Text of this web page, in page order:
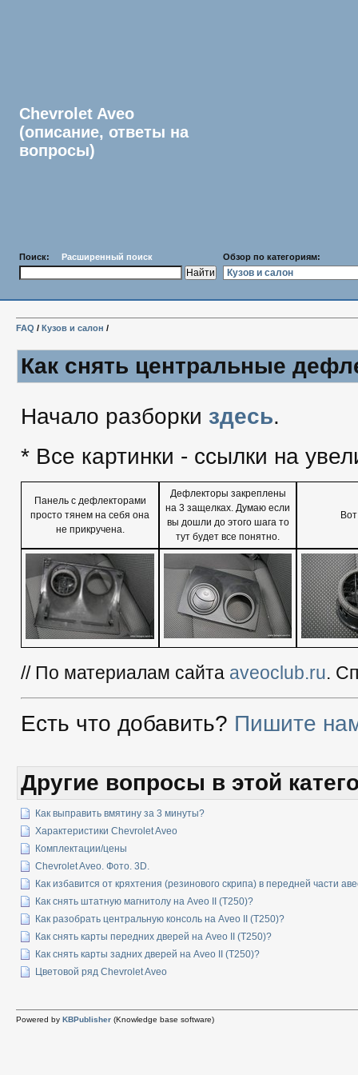
Chevrolet Aveo
(описание, ответы на
вопросы)
Поиск: Расширенный поиск Обзор по категориям:
FAQ / Кузов и салон /
Как снять центральные
Начало разборки здесь.
* Все картинки - ссылки на
Панель с дефлекторами
просто тянем на себя она
не прикручена.
Дефлекторы закреплены
на 3 защелках. Думаю если
вы дошли до этого шага то
тут будет все понятно.
// По материалам сайта aveoclub.ru.
Есть что добавить? Пишите
Другие вопросы в этой
Как выправить вмятину за 3 минуты?
Характеристики Chevrolet Aveo
Комплектации/цены
Chevrolet Aveo. Фото. 3D.
Как избавится от кряхтения (резинового скрипа) в передней части
Как снять штатную магнитолу на Aveo II (T250)?
Как разобрать центральную консоль на Aveo II (T250)?
Как снять карты передних дверей на Aveo II (T250)?
Как снять карты задних дверей на Aveo II (T250)?
Цветовой ряд Chevrolet Aveo
Powered by KBPublisher (Knowledge base software)